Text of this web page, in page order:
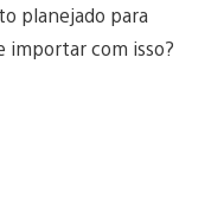
planejado para
importar com isso?